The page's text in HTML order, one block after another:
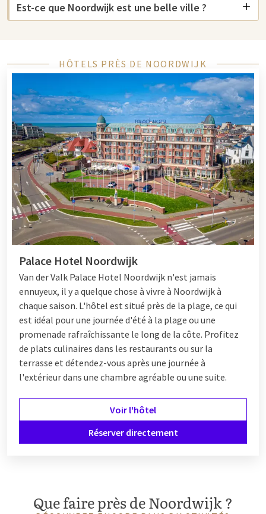
plage et ses dunes, où vous pouvez profiter du soleil, de la mer
et du sable. L'un des points forts de la région est laSpace Expo
et les contributions des Pays-Bas à l'exploration de l'espace.
Pour une autre sortie culturelle, vous pouvez visiter le musée
Noordwijk, où vous en apprendrez plus sur l'histoire de la ville
et de la région environnante. Si vous aimez la nature, une
promenade dans les dunes ou le long de la côte est
certainement recommandée. Noordwijk offre également
plusieurs itinéraires de randonnée et de vélo qui passent par
de charmants villages à proximité.
Hôtel à Noordwijk
Pour un séjour confortable à Noordwijk, vous pouvez choisir
parmi différents hôtels. Que vous préfériez un hôtel de luxe ou
un hébergement familial, il y a quelque chose pour tout le
monde. Les hôtels à Noordwijk offrent diverses possibilités,
des chambres confortables auxsuites de luxe, toutes à courte
distance de la plage et des principales attractions de la ville.
Une recommandation est leVan der Valk Palace Hotel
Noordwijk, où vous pouvez profiter d'installations de premier
ordre comme un spa, une piscine et d'excellents restaurants.
L'hôtel est situé dans les dunes, ce qui vous permet d'accéder
directement à la nature et à la plage, ce qui en fait le point de
Van der Valk Noordwijk
installations. L'hôtel dispose d'un centre de bien-être , où vous
Est-ce que Noordwijk est une belle ville ?
HÔTELS PRÈS DE NOORDWIJK
Palace Hotel Noordwijk
Van der Valk Palace Hotel Noordwijk n'est jamais
ennuyeux, il y a quelque chose à vivre à Noordwijk à
chaque saison. L'hôtel est situé près de la plage, ce qui
est idéal pour une journée d'été à la plage ou une
promenade rafraîchissante le long de la côte. Profitez
de plats culinaires dans les restaurants ou sur la
terrasse et détendez-vous après une journée à
l'extérieur dans une chambre agréable ou une suite.
Voir l'hôtel
Réserver directement
Que faire près de Noordwijk ?